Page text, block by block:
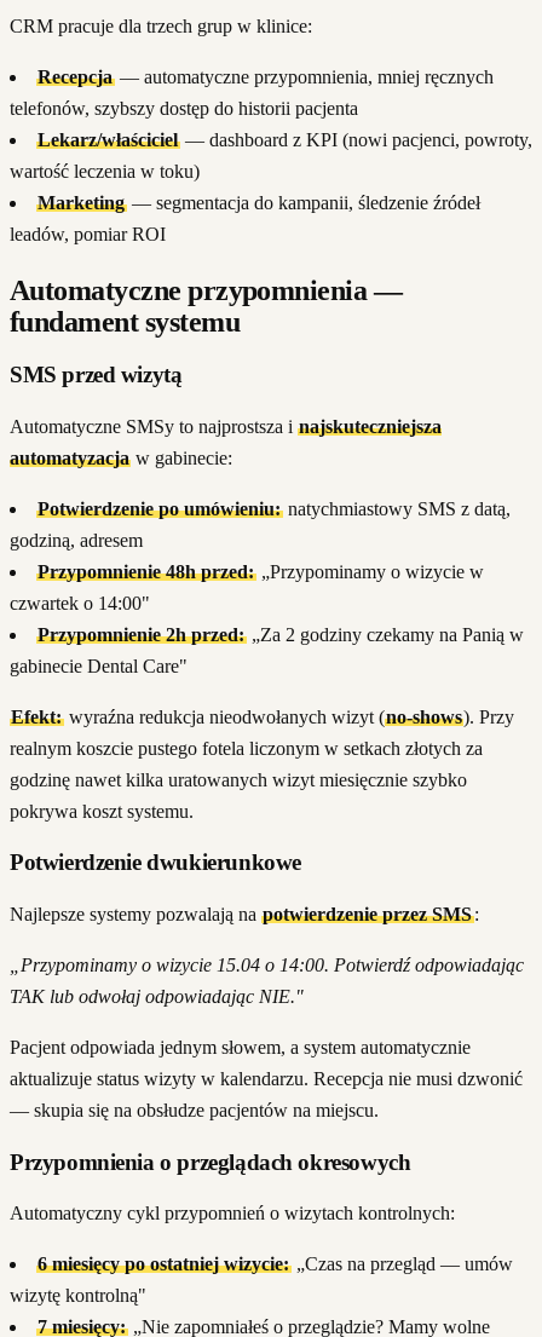
CRM pracuje dla trzech grup w klinice:
Recepcja— automatyczne przypomnienia, mniej ręcznych
telefonów, szybszy dostęp do historii pacjenta
Lekarz/właściciel— dashboard z KPI (nowi pacjenci, powroty,
wartość leczenia w toku)
Marketing— segmentacja do kampanii, śledzenie źródeł
leadów, pomiar ROI
Automatyczne przypomnienia —
fundament systemu
SMS przed wizytą
Automatyczne SMSy to najprostsza i najskuteczniejsza
automatyzacja w gabinecie:
Potwierdzenie po umówieniu:natychmiastowy SMS z datą,
godziną, adresem
Przypomnienie 48h przed:„Przypominamy o wizycie w
czwartek o 14:00"
Przypomnienie 2h przed:„Za 2 godziny czekamy na Panią w
gabinecie Dental Care"
Efekt:wyraźna redukcja nieodwołanych wizyt (no-shows). Przy
realnym koszcie pustego fotela liczonym w setkach złotych za
godzinę nawet kilka uratowanych wizyt miesięcznie szybko
pokrywa koszt systemu.
Potwierdzenie dwukierunkowe
Najlepsze systemy pozwalają na potwierdzenie przez SMS:
„Przypominamy o wizycie 15.04 o 14:00. Potwierdź odpowiadając
TAK lub odwołaj odpowiadając NIE."
Pacjent odpowiada jednym słowem, a system automatycznie
aktualizuje status wizyty w kalendarzu. Recepcja nie musi dzwonić
— skupia się na obsłudze pacjentów na miejscu.
Przypomnienia o przeglądach okresowych
Automatyczny cykl przypomnień o wizytach kontrolnych:
6 miesięcy po ostatniej wizycie:„Czas na przegląd — umów
wizytę kontrolną"
7 miesięcy:„Nie zapomniałeś o przeglądzie? Mamy wolne